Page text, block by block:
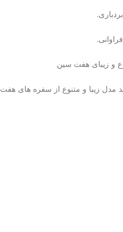
و زیبای هفت سین
مدل زیبا و متنوع از سفره های